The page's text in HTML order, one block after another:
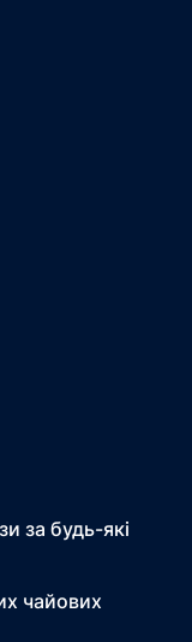
за будь-які
чайових